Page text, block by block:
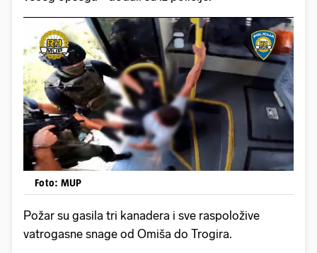
Foto: MUP
Požar su gasila tri kanadera i sve raspoložive
vatrogasne snage od Omiša do Trogira.